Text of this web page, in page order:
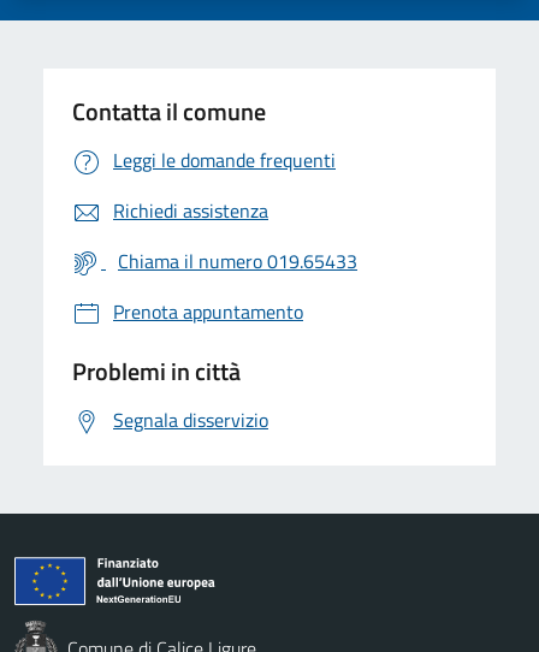
Contatta il comune
Leggi le domande frequenti
Richiedi assistenza
Chiama il numero 019.65433
Prenota appuntamento
Problemi in città
Segnala disservizio